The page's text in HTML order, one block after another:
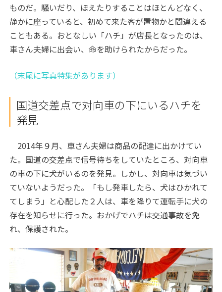
ものだ。騒いだり、ほえたりすることはほとんどなく、
静かに座っていると、初めて来た客が置物かと間違える
こともある。おとなしい「ハチ」が店長となったのは、
車さん夫婦に出会い、命を助けられたからだった。
（末尾に写真特集があります）
国道交差点で対向車の下にいるハチを
発見
2014年９月、車さん夫婦は商品の配達に出かけてい
た。国道の交差点で信号待ちをしていたところ、対向車
の車の下に犬がいるのを発見。しかし、対向車は気づい
ていないようだった。「もし発車したら、犬はひかれて
てしまう」と心配した２人は、車を降りて運転手に犬の
存在を知らせに行った。おかげでハチは交通事故を免
れ、保護された。